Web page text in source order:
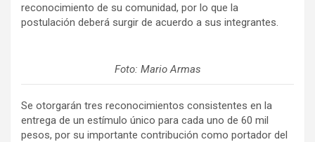
reconocimiento de su comunidad, por lo que la
postulación deberá surgir de acuerdo a sus integrantes.
Foto: Mario Armas
Se otorgarán tres reconocimientos consistentes en la
entrega de un estímulo único para cada uno de 60 mil
pesos, por su importante contribución como portador del